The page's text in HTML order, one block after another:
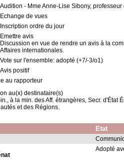
Audition - Mme Anne-Lise Sibony,
Echange de vues
Inscription ordre du jour
Emettre avis
Discussion en vue de rendre un avis à la
Affaires internationales.
Vote sur l'ensemble: adopté (+7/-3/o1)
Avis positif
au rapporteur
au(x) destinataire(s)
à la min. des Aff. étrangères, Secr.
et des Régions.
Etat
Adopté